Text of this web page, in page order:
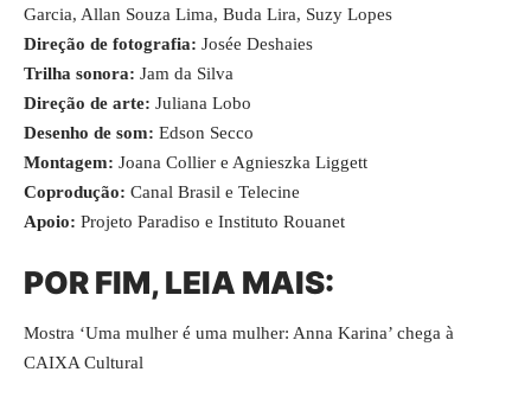
Garcia, Allan Souza Lima, Buda Lira, Suzy Lopes
Direção de fotografia: Josée Deshaies
Trilha sonora: Jam da Silva
Direção de arte: Juliana Lobo
Desenho de som: Edson Secco
Montagem: Joana Collier e Agnieszka Liggett
Coprodução: Canal Brasil e Telecine
Apoio: Projeto Paradiso e Instituto Rouanet
POR FIM, LEIA MAIS:
Mostra ‘Uma mulher é uma mulher: Anna Karina’ chega à
CAIXA Cultural